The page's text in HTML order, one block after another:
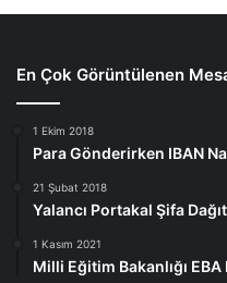
En Çok Görüntülenen
1 Ekim 2018
Para Gönderirken IBAN
21 Şubat 2018
Yalancı Portakal Şifa
1 Kasım 2021
Milli Eğitim Bakanlığı